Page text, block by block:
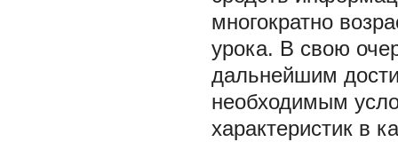
многократно
урока. В свою
дальнейшим
необходимым
характеристик в